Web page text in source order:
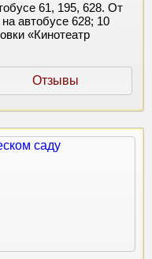
61, 195, 628. От
автобусе 628; 10
«Кинотеатр
Отзывы